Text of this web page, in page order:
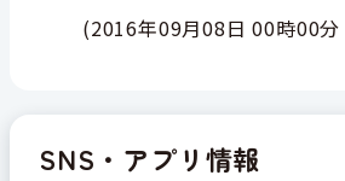
(2016年09月08日 00時00分
SNS・アプリ情報